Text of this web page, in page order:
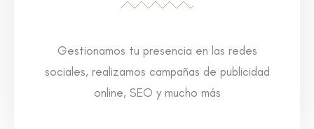
Gestionamos tu presencia en las redes
sociales, realizamos campañas de publicidad
online, SEO y mucho más